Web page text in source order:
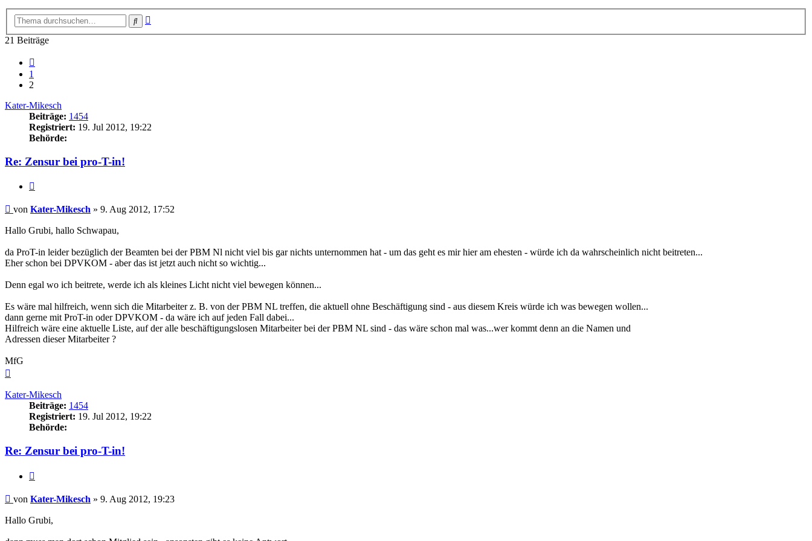
Suche
21 Beiträge
1
2
Kater-Mikesch
Beiträge: 1454
Registriert: 19. Jul 2012, 19:22
Behörde:
Re: Zensur bei pro-T-in!
Beitrag
von Kater-Mikesch » 9. Aug 2012, 17:52
Hallo Grubi, hallo Schwapau,
da ProT-in leider bezüglich der Beamten bei der PBM Nl nicht viel bis gar nichts unternommen hat - um das geht es mir hier am ehesten - würde ich da wahrscheinlich nicht beitreten...
Eher schon bei DPVKOM - aber das ist jetzt auch nicht so wichtig...
Denn egal wo ich beitrete, werde ich als kleines Licht nicht viel bewegen können...
Es wäre mal hilfreich, wenn sich die Mitarbeiter z. B. von der PBM NL treffen, die aktuell ohne Beschäftigung sind - aus diesem Kreis würde ich was bewegen wollen...
dann gerne mit ProT-in oder DPVKOM - da wäre ich auf jeden Fall dabei...
Hilfreich wäre eine aktuelle Liste, auf der alle beschäftigungslosen Mitarbeiter bei der PBM NL sind - das wäre schon mal was...wer kommt denn an die Namen und
Adressen dieser Mitarbeiter ?
MfG
Kater-Mikesch
Beiträge: 1454
Registriert: 19. Jul 2012, 19:22
Behörde:
Re: Zensur bei pro-T-in!
Beitrag
von Kater-Mikesch » 9. Aug 2012, 19:23
Hallo Grubi,